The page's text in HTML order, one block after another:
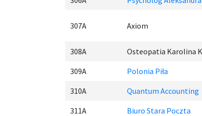
307A Axiom
308A
Osteopatia Karolina
309A
Polonia Piła
310A
Quantum Accounting
311A
Biuro Stara Poczta